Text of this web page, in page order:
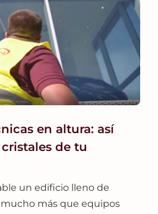
en altura: así
de tu
un edificio lleno de
más que equipos